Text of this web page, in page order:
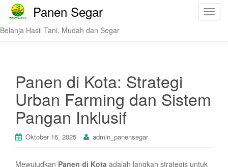
T
a
v
Panen Segar
Belanja Hasil Tani, Mudah dan Segar
Panen di Kota: Strategi
Urban Farming dan Sistem
Pangan Inklusif
Oktober 16, 2025 admin_panensegar
Mewujudkan Panen di Kota adalah langkah strategis untuk